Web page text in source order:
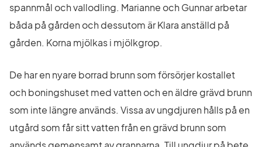
spannmål och vallodling. Marianne och Gunnar arbetar
båda på gården och dessutom är Klara anställd på
gården. Korna mjölkas i mjölkgrop.
De har en nyare borrad brunn som försörjer kostallet
och boningshuset med vatten och en äldre grävd brunn
som inte längre används. Vissa av ungdjuren hålls på en
utgård som får sitt vatten från en grävd brunn som